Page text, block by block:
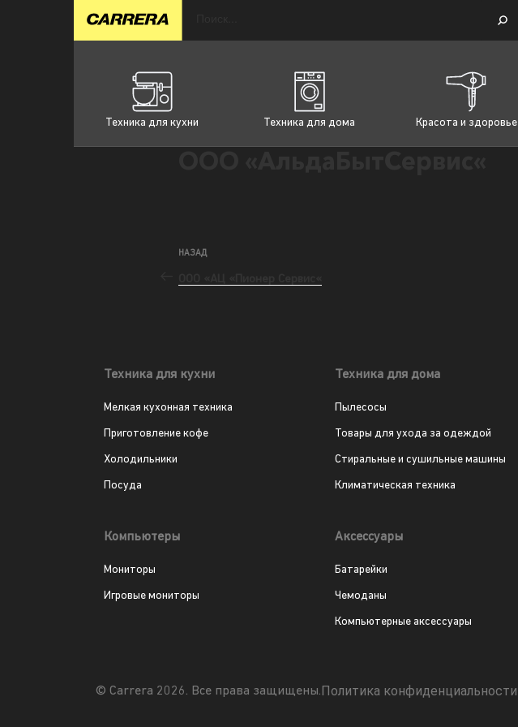
Техника для кухни Техника для дома Красота и здоровье
НАЗАД
Техника для кухни
Мелкая кухонная техника
Приготовление кофе
Холодильники
Посуда
Техника для дома
Пылесосы
Товары для ухода за одеждой
Стиральные и сушильные машины
Климатическая техника
Компьютеры
Мониторы
Игровые мониторы
Аксессуары
Батарейки
Чемоданы
Компьютерные аксессуары
© Carrera 2026. Все права защищены.Политика конфиденциальности